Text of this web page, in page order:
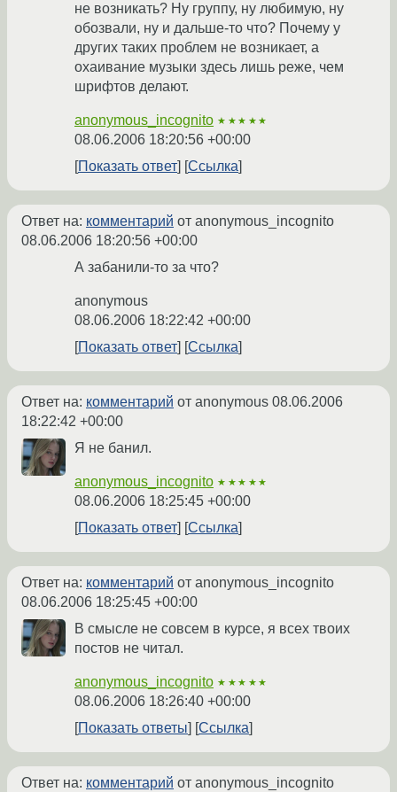
не возникать? Ну группу, ну любимую, ну
обозвали, ну и дальше-то что? Почему у
других таких проблем не возникает, а
охаивание музыки здесь лишь реже, чем
шрифтов делают.
anonymous_incognito ★★★★★
08.06.2006 18:20:56 +00:00
Показать ответ
Ссылка
Ответ на: комментарий от anonymous_incognito
08.06.2006 18:20:56 +00:00
А забанили-то за что?
anonymous
08.06.2006 18:22:42 +00:00
Показать ответ
Ссылка
Ответ на: комментарий от anonymous 08.06.2006
18:22:42 +00:00
Я не банил.
anonymous_incognito ★★★★★
08.06.2006 18:25:45 +00:00
Показать ответ
Ссылка
Ответ на: комментарий от anonymous_incognito
08.06.2006 18:25:45 +00:00
В смысле не совсем в курсе, я всех твоих
постов не читал.
anonymous_incognito ★★★★★
08.06.2006 18:26:40 +00:00
Показать ответы
Ссылка
Ответ на: комментарий от anonymous_incognito